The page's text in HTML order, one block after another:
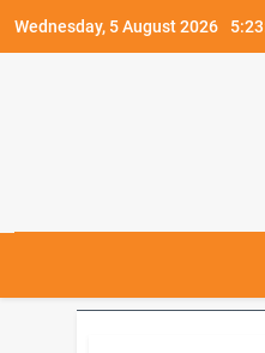
Wednesday, 5 August 2026